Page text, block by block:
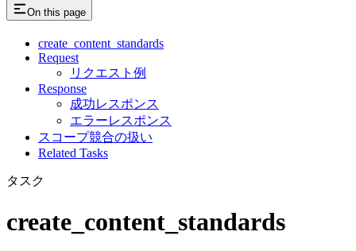
On this page
create_content_standards
Request
リクエスト例
Response
成功レスポンス
エラーレスポンス
スコープ競合の扱い
Related Tasks
タスク
create_content_standards